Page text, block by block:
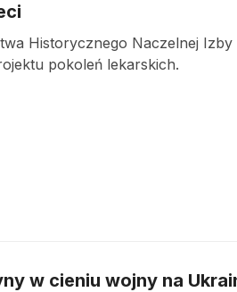
Historycznego Naczelnej
pokoleń lekarskich.
w cieniu wojny na